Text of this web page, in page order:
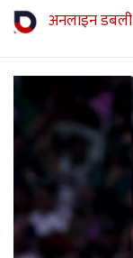
अनलाइन डबली